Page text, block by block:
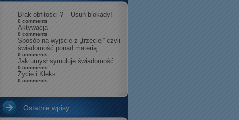
Brak obfitości ? – Usuń blokady!
0 comments
Aktywacja
0 comments
Sposób na wyjście z „trzeciej” czyli
świadomość ponad materią
0 comments
Jak umysł symuluje świadomość
0 comments
Życie i Kleks
0 comments
Ostatnie wpisy